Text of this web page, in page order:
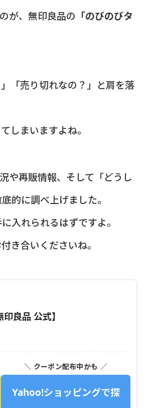
が、無印良品の 「のびのびタ
「売り切れなの？」と肩を落
しまいますよね。
や再販情報、そして「どうし
的に調べ上げました。
入れられるはずですよ。
き合いくださいね。
良品 公式】
＼ クーポン配布中かも ／
Yahoo!ショッピングで探